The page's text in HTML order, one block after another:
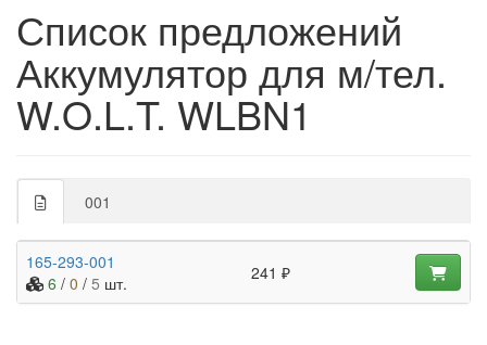
Список предложений
Аккумулятор для м/тел.
W.O.L.T. WLBN1
001
165-293-001
6 / 0 / 5 шт. 241 ₽